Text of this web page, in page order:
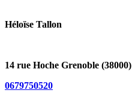
Héloïse Tallon
14 rue Hoche Grenoble (38000)
0679750520